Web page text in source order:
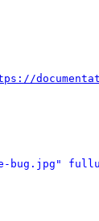
bug.jpg"